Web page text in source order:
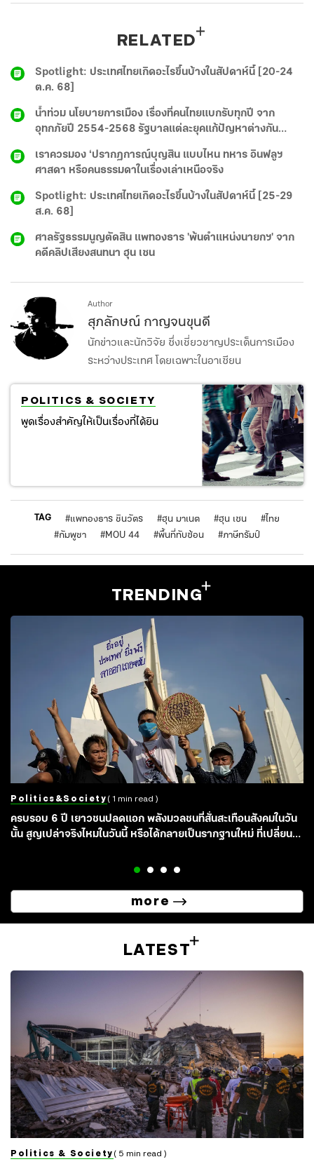
RELATED
Spotlight: ประเทศไทยเกิดอะไรขึ้นบ้างในสัปดาห์นี้ [20-24
ต.ค. 68]
น้ำท่วม นโยบายการเมือง เรื่องที่คนไทยแบกรับทุกปี จาก
อุทกภัยปี 2554-2568 รัฐบาลแต่ละยุคแก้ปัญหาต่างกัน
เราควรมอง ‘ปรากฏการณ์บุญสิน แบบไหน ทหาร อินฟลูฯ
ศาสดา หรือคนธรรมดาในเรื่องเล่าเหนือจริง
Spotlight: ประเทศไทยเกิดอะไรขึ้นบ้างในสัปดาห์นี้ [25-29
ส.ค. 68]
ศาลรัฐธรรมนูญตัดสิน แพทองธาร 'พ้นตำแหน่งนายกฯ' จาก
คดีคลิปเสียงสนทนา ฮุน เซน
Author
สุภลักษณ์ กาญจนขุนดี
นักข่าวและนักวิจัย ซึ่งเชี่ยวชาญประเด็นการเมือง
ระหว่างประเทศ โดยเฉพาะในอาเซียน
POLITICS & SOCIETY
พูดเรื่องสำคัญให้เป็นเรื่องที่ได้ยิน
TAG #แพทองธาร ชินวัตร #ฮุน มาเนต #ฮุน เซน #ไทย
#กัมพูชา #MOU 44 #พื้นที่ทับซ้อน #ภาษีทรัมป์
TRENDING
Politics&society ( 1 min read )
ครบรอบ 6 ปี เยาวชนปลดแอก พลังมวลชนที่สั่นสะเทือนสังคมในวัน
นั้น สูญเปล่าจริงไหมในวันนี้ หรือได้กลายเป็นรากฐานใหม่ ที่เปลี่ยน
more
LATEST
Politics & Society ( 5 min read )